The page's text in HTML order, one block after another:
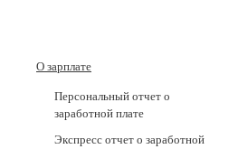
О зарплате
Персональный отчет о
заработной плате
Экспресс отчет о заработной